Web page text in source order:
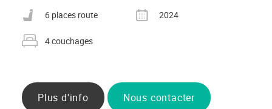
Nombre de places carte grise
6 places route
Année
2024
Nombre de couchages
4 couchages
Plus d'info Nous contacter